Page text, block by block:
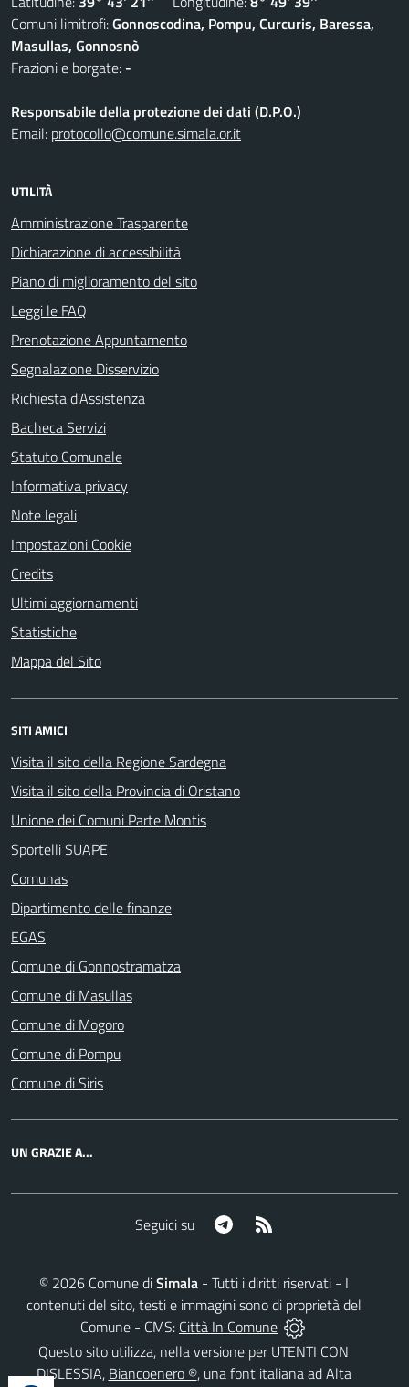
Comuni limitrofi:Gonnoscodina, Pompu, Curcuris, Baressa,
Masullas, Gonnosnò
Frazioni e borgate: -
Responsabile della protezione dei dati (D.P.O.)
Email: protocollo@comune.simala.or.it
UTILITÀ
Amministrazione Trasparente
Dichiarazione di accessibilità
Piano di miglioramento del sito
Leggi le FAQ
Prenotazione Appuntamento
Segnalazione Disservizio
Richiesta d'Assistenza
Bacheca Servizi
Statuto Comunale
Informativa privacy
Note legali
Impostazioni Cookie
Credits
Ultimi aggiornamenti
Statistiche
Mappa del Sito
SITI AMICI
Visita il sito della Regione Sardegna
Visita il sito della Provincia di Oristano
Unione dei Comuni Parte Montis
Sportelli SUAPE
Comunas
Dipartimento delle finanze
EGAS
Comune di Gonnostramatza
Comune di Masullas
Comune di Mogoro
Comune di Pompu
Comune di Siris
UN GRAZIE A...
Seguici su Telegram
© 2026Comune diSimala- Tutti i diritti riservati - I
contenuti del sito, testi e immagini sono di proprietà del
Comune - CMS: Città In Comune
Questo sito utilizza, nella versione per UTENTI CON
DISLESSIA, Biancoenero ®, una font italiana ad Alta